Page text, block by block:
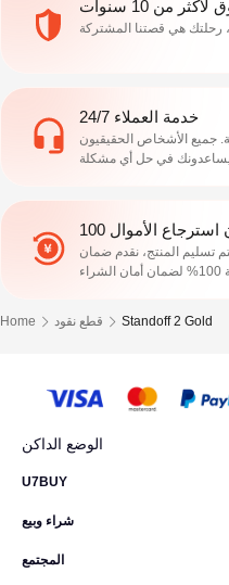
من 10 سنوات
خدمة العملاء 24/7
جميع الأشخاص الحقيقيون
تسليم المنتج، نقدم ضمان
Home قطع نقود Standoff 2 Gold
الوضع الداكن
U7BUY
شراء وبيع
المجتمع